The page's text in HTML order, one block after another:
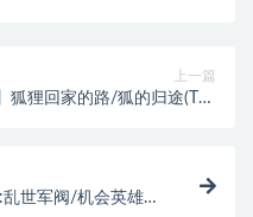
上一篇
狐狸回家的路/狐的归途(The
乱世军阀/机会英雄